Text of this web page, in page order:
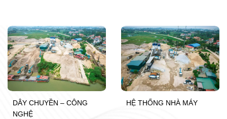
DÂY CHUYỀN – CÔNG
NGHỆ
HỆ THỐNG NHÀ MÁY